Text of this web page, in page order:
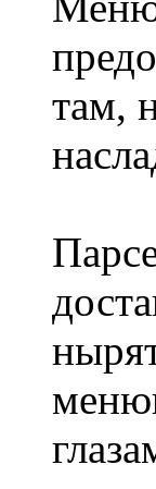
там,